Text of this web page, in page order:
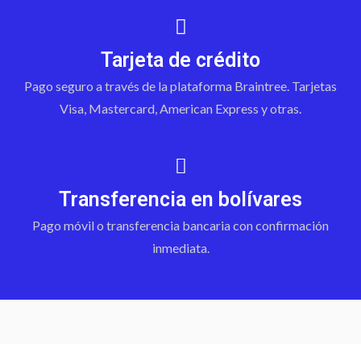
Tarjeta de crédito
Pago seguro a través de la plataforma Braintree. Tarjetas
Visa, Mastercard, American Express y otras.
Transferencia en bolívares
Pago móvil o transferencia bancaria con confirmación
inmediata.